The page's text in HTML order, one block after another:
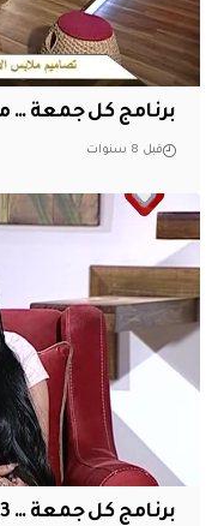
برنامج كل جمعة …
قبل 8 سنوات
برنامج كل جمعة … 23/ 3/ 2018